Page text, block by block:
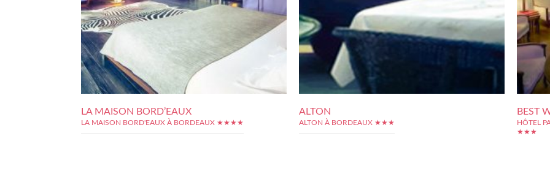
LA MAISON BORD’EAUX
LA MAISON BORD'EAUX À BORDEAUX ★★★★
ALTON
ALTON À BORDEAUX ★★★
BEST
HÔTEL
★★★